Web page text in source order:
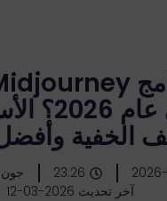
في عام
الخفية
23:26
آخر تحديث 2026-03-12